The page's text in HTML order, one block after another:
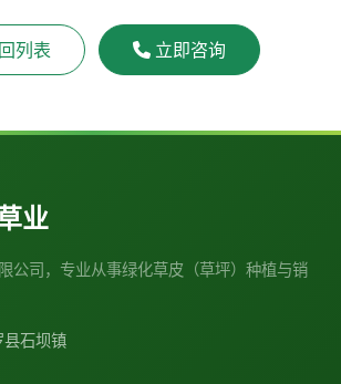
列表 立即咨询
业
公司，专业从事绿化草皮（草坪）种植与销
石坝镇